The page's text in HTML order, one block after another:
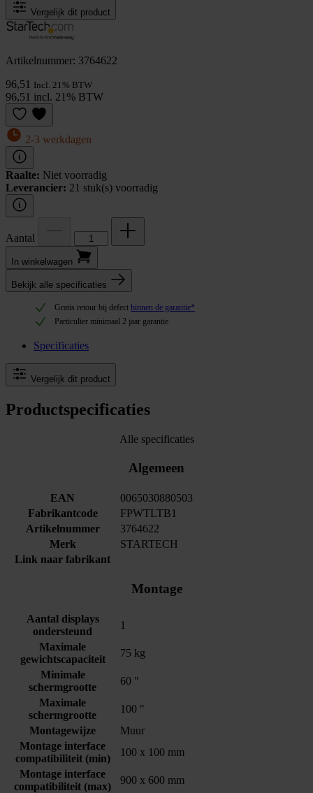
Vergelijk dit product
Artikelnummer: 3764622
96,51 Incl. 21% BTW
96,51 incl. 21% BTW
2-3 werkdagen
Raalte: Niet voorradig
Leverancier: 21 stuk(s) voorradig
Aantal
In winkel­wagen
Bekijk alle specificaties
Gratis retour bij defect binnen de garantie*
Particulier minimaal 2 jaar garantie
Specificaties
Vergelijk dit product
Productspecificaties
Alle specificaties
Algemeen
EAN
0065030880503
Fabrikantcode
FPWTLTB1
Artikelnummer
3764622
Merk
STARTECH
Link naar fabrikant
Montage
Aantal displays
ondersteund
1
Maximale
gewichtscapaciteit
75 kg
Minimale
schermgrootte
60 "
Maximale
schermgrootte
100 "
Montagewijze
Muur
Montage interface
compatibiliteit (min)
100 x 100 mm
Montage interface
compatibiliteit (max)
900 x 600 mm